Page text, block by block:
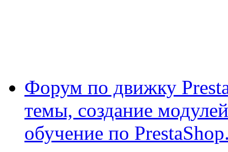
Форум по движку
темы, создание
обучение по